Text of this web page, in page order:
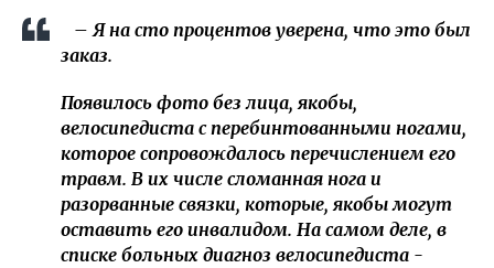
– Я на сто процентов уверена, что это был
заказ.
Появилось фото без лица, якобы,
велосипедиста с перебинтованными ногами,
которое сопровождалось перечислением его
травм. В их числе сломанная нога и
разорванные связки, которые, якобы могут
оставить его инвалидом. На самом деле, в
списке больных диагноз велосипедиста -